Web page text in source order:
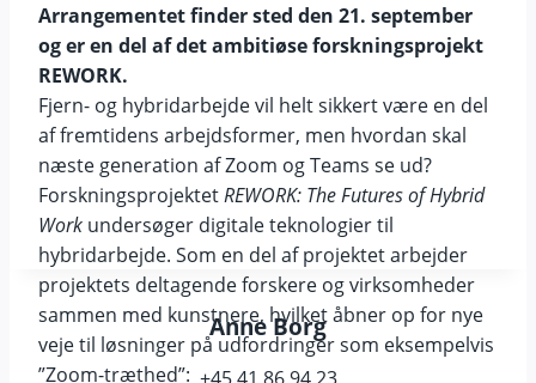
Arrangementet finder sted den 21. september
og er en del af det ambitiøse forskningsprojekt
REWORK.
Fjern- og hybridarbejde vil helt sikkert være en del
af fremtidens arbejdsformer, men hvordan skal
næste generation af Zoom og Teams se ud?
ForskningsprojektetREWORK: The Futures of Hybrid
Work undersøger digitale teknologier til
hybridarbejde. Som en del af projektet arbejder
projektets deltagende forskere og virksomheder
sammen med kunstnere, hvilket åbner op for nye
veje til løsninger på udfordringer som eksempelvis
”Zoom-træthed”:
Anne Borg